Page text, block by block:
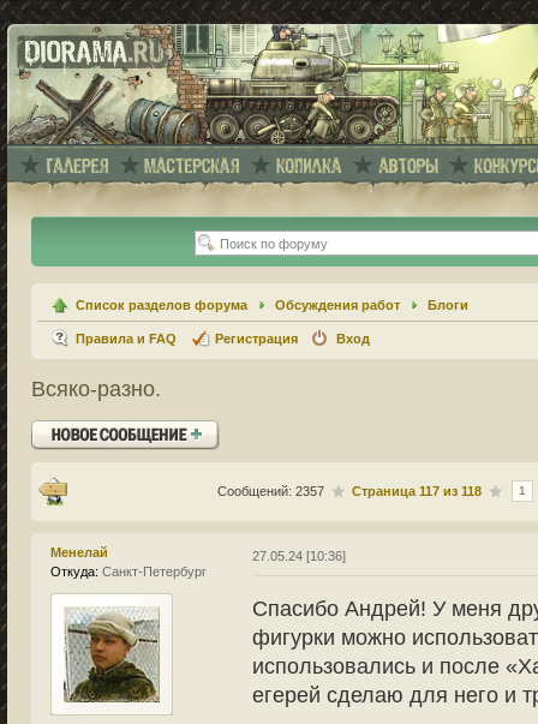
Список разделов форума Обсуждения работ Блоги
Правила и FAQ Регистрация Вход
Всяко-разно.
Ответить
Сообщений: 2357 Страница 117из 118 1
Менелай
Откуда: Санкт-Петербург
27.05.24 [10:36]
Спасибо Андрей! У меня
фигурки можно
использовались и после
егерей сделаю для него и